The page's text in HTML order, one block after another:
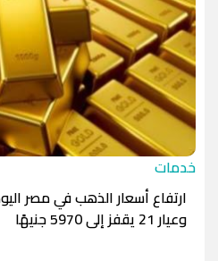
خدمات
وعيار 21 يقفز إلى 5970 جنيهًا